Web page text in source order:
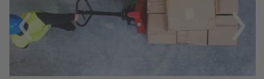
Previous Next